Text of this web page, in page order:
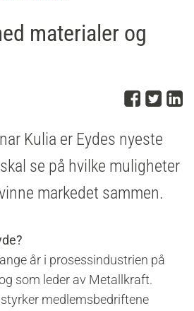
materialer og
DelDel
Kulia er Eydes nyeste
se på hvilke muligheter
markedet sammen.
år i prosessindustrien på
som leder av Metallkraft.
medlemsbedriftene